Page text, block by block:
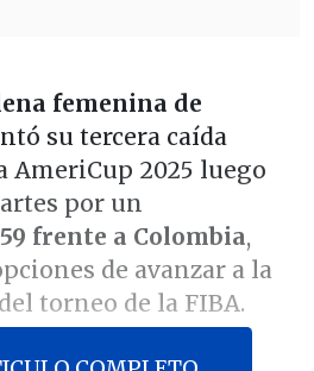
femenina de
su tercera caída
AmeriCup 2025 luego
por un
frente a Colombia,
de avanzar a la
torneo de la FIBA.
Santander